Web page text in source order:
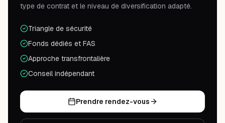
type de contrat et le niveau de diversification adapté.
Triangle de sécurité
Fonds dédiés et FAS
Approche transfrontalière
Conseil indépendant
Prendre rendez-vous